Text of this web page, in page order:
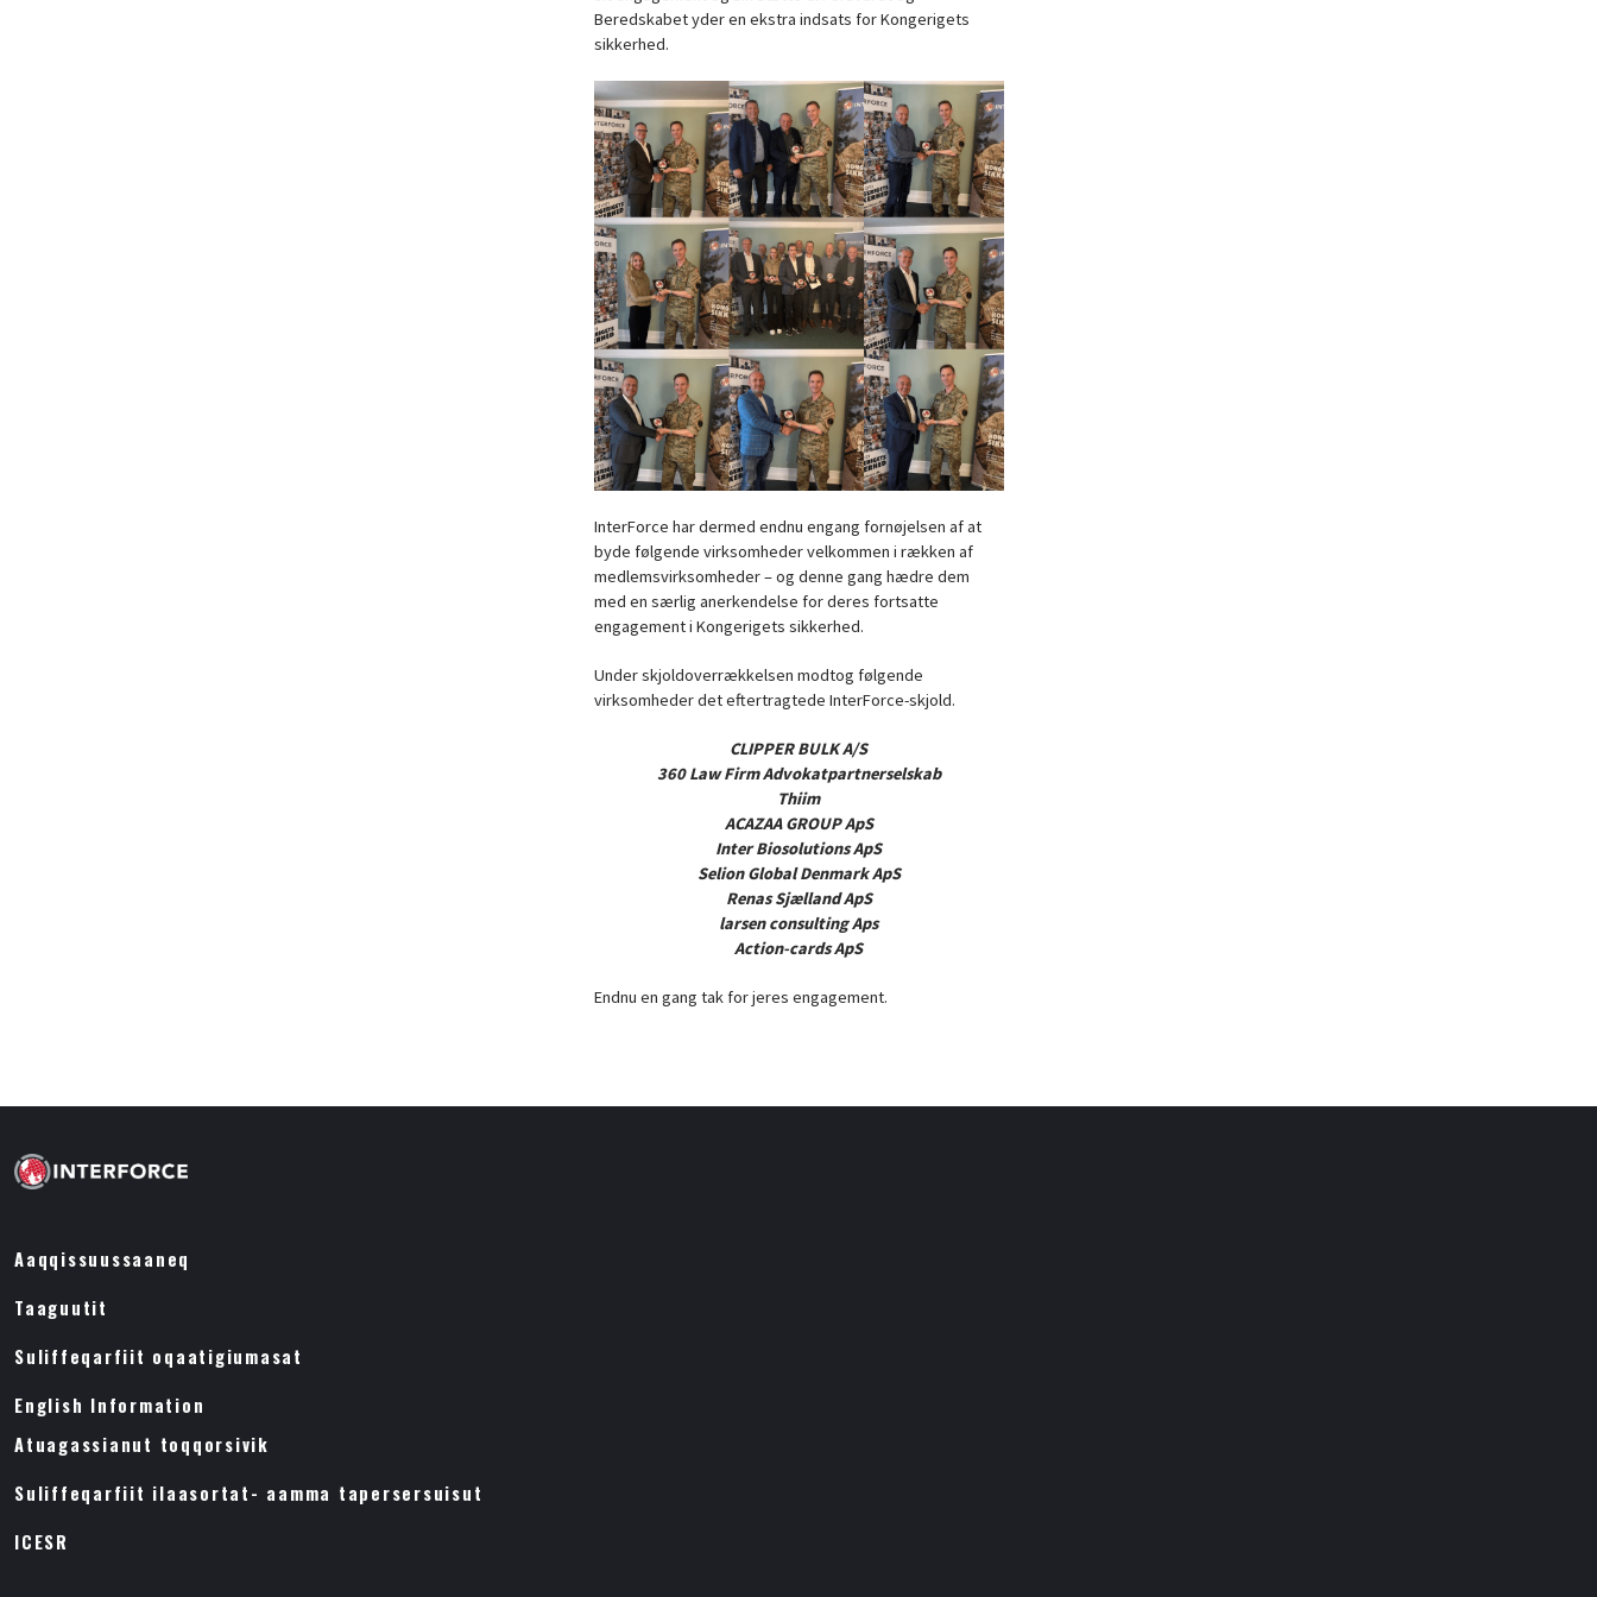
Beredskabet yder en ekstra indsats for Kongerigets
sikkerhed.
InterForce har dermed endnu engang fornøjelsen af at
byde følgende virksomheder velkommen i rækken af
medlemsvirksomheder – og denne gang hædre dem
med en særlig anerkendelse for deres fortsatte
engagement i Kongerigets sikkerhed.
Under skjoldoverrækkelsen modtog følgende
virksomheder det eftertragtede InterForce-skjold.
CLIPPER BULK A/S
360 Law Firm Advokatpartnerselskab
Thiim
ACAZAA GROUP ApS
Inter Biosolutions ApS
Selion Global Denmark ApS
Renas Sjælland ApS
larsen consulting Aps
Action-cards ApS
Endnu en gang tak for jeres engagement.
Aaqqissuussaaneq
Taaguutit
Suliffeqarfiit oqaatigiumasat
English Information
Atuagassianut toqqorsivik
Suliffeqarfiit ilaasortat- aamma tapersersuisut
ICESR